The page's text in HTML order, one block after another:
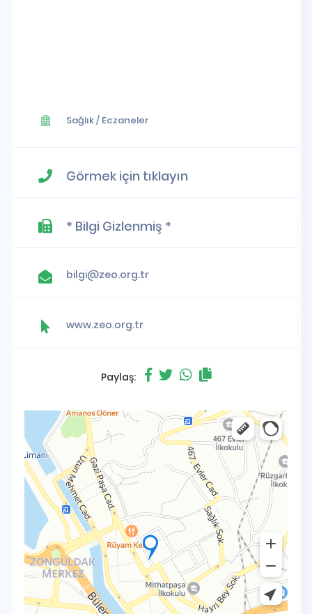
Sağlık/ Eczaneler
Görmek için tıklayın
* Bilgi Gizlenmiş *
bilgi@zeo.org.tr
www.zeo.org.tr
Paylaş: